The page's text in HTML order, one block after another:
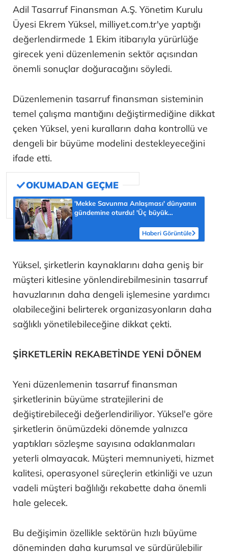
Adil Tasarruf Finansman A.Ş. Yönetim Kurulu
Üyesi Ekrem Yüksel, milliyet.com.tr'ye yaptığı
değerlendirmede 1 Ekim itibarıyla yürürlüğe
girecek yeni düzenlemenin sektör açısından
önemli sonuçlar doğuracağını söyledi.
Düzenlemenin tasarruf finansman sisteminin
temel çalışma mantığını değiştirmediğine dikkat
çeken Yüksel, yeni kuralların daha kontrollü ve
dengeli bir büyüme modelini destekleyeceğini
ifade etti.
'Mekke Savunma Anlaşması' dünyanın
gündemine oturdu! 'Üç büyük
Haberi Görüntüle
Yüksel, şirketlerin kaynaklarını daha geniş bir
müşteri kitlesine yönlendirebilmesinin tasarruf
havuzlarının daha dengeli işlemesine yardımcı
olabileceğini belirterek organizasyonların daha
sağlıklı yönetilebileceğine dikkat çekti.
ŞİRKETLERİN REKABETİNDE YENİ DÖNEM
Yeni düzenlemenin tasarruf finansman
şirketlerinin büyüme stratejilerini de
değiştirebileceği değerlendiriliyor. Yüksel'e göre
şirketlerin önümüzdeki dönemde yalnızca
yaptıkları sözleşme sayısına odaklanmaları
yeterli olmayacak. Müşteri memnuniyeti, hizmet
kalitesi, operasyonel süreçlerin etkinliği ve uzun
vadeli müşteri bağlılığı rekabette daha önemli
hale gelecek.
Bu değişimin özellikle sektörün hızlı büyüme
döneminden daha kurumsal ve sürdürülebilir